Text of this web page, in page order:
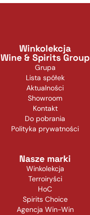
Winkolekcja
Wine & Spirits Group
Grupa
Lista spółek
Aktualności
Showroom
Kontakt
Do pobrania
Polityka prywatności
Nasze marki
Winkolekcja
Terroiryści
HoC
Spirits Choice
Agencja Win-Win